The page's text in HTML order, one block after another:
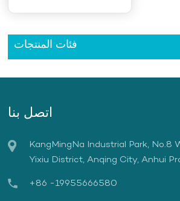
فئات المنتجات
اتصل بنا
KangMingNa Industrial Park, No.8
Yixiu District, Anqing City, Anhui
+86 -19955666580